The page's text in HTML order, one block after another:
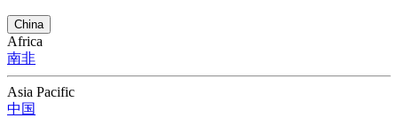
China
Africa
南非
Asia Pacific
中国